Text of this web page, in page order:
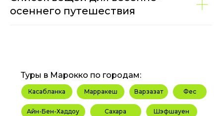
осеннего путешествия
Касабланка Марракеш Варзазат
Айн-Бен-Хаддоу Сахара
Фес
Шэфшауен
Туры в Марокко по городам: